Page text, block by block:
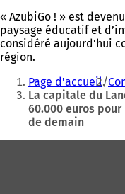
« AzubiGo ! » est
paysage éducatif et
considéré aujourd’hui
région.
Vous
êtes
Page d'accueil
La capitale du
60.000 euros
de demain